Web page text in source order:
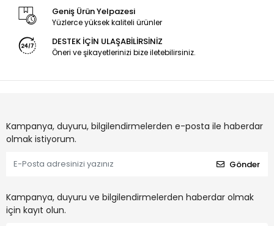
Geniş Ürün Yelpazesi
Yüzlerce yüksek kaliteli ürünler
DESTEK İÇİN ULAŞABİLİRSİNİZ
Öneri ve şikayetlerinizi bize iletebilirsiniz.
Kampanya, duyuru, bilgilendirmelerden e-posta ile haberdar
olmak istiyorum.
Gönder
Kampanya, duyuru ve bilgilendirmelerden haberdar olmak
için kayıt olun.